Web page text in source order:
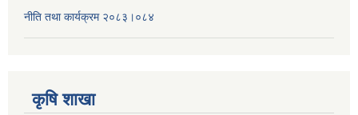
नीति तथा कार्यक्रम २०८३।०८४
कृषि शाखा